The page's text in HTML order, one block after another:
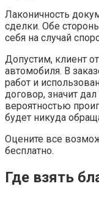
Лаконичность
сделки. Обе
себя на случай
Допустим, клиент
автомобиля. В
работ и
договор, значит
вероятностью
будет никуда
Оцените все
бесплатно.
Где взять